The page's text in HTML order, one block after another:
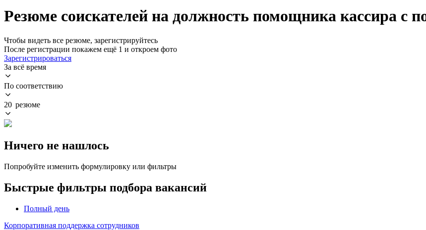
Резюме соискателей на должность помощника кассира с
Чтобы видеть все резюме, зарегистрируйтесь
После регистрации покажем ещё 1 и откроем фото
Зарегистрироваться
За всё время
По соответствию
20 резюме
Ничего не нашлось
Попробуйте изменить формулировку или фильтры
Быстрые фильтры подбора вакансий
Полный день
Корпоративная поддержка сотрудников